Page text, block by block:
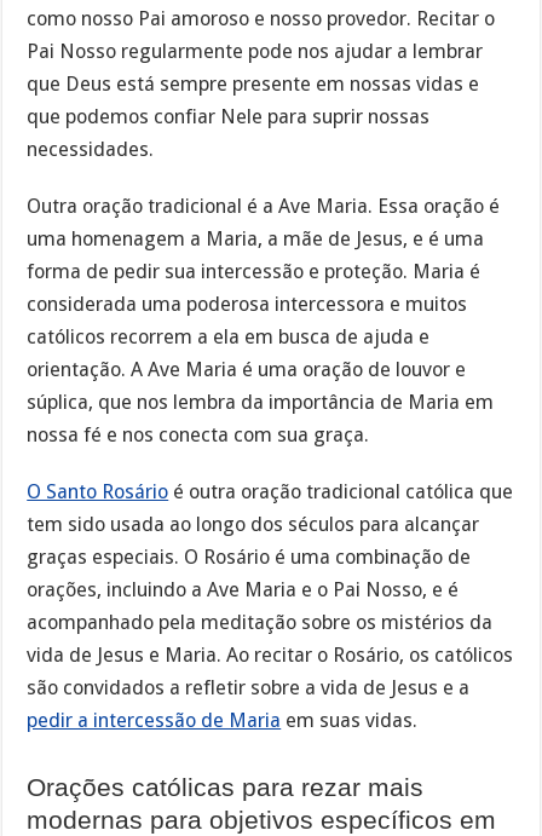
como nosso Pai amoroso e nosso provedor. Recitar o
Pai Nosso regularmente pode nos ajudar a lembrar
que Deus está sempre presente em nossas vidas e
que podemos confiar Nele para suprir nossas
necessidades.
Outra oração tradicional é a Ave Maria. Essa oração é
uma homenagem a Maria, a mãe de Jesus, e é uma
forma de pedir sua intercessão e proteção. Maria é
considerada uma poderosa intercessora e muitos
católicos recorrem a ela em busca de ajuda e
orientação. A Ave Maria é uma oração de louvor e
súplica, que nos lembra da importância de Maria em
nossa fé e nos conecta com sua graça.
O Santo Rosário é outra oração tradicional católica que
tem sido usada ao longo dos séculos para alcançar
graças especiais. O Rosário é uma combinação de
orações, incluindo a Ave Maria e o Pai Nosso, e é
acompanhado pela meditação sobre os mistérios da
vida de Jesus e Maria. Ao recitar o Rosário, os católicos
são convidados a refletir sobre a vida de Jesus e a
pedir a intercessão de Maria em suas vidas.
Orações católicas para rezar mais
modernas para objetivos específicos em